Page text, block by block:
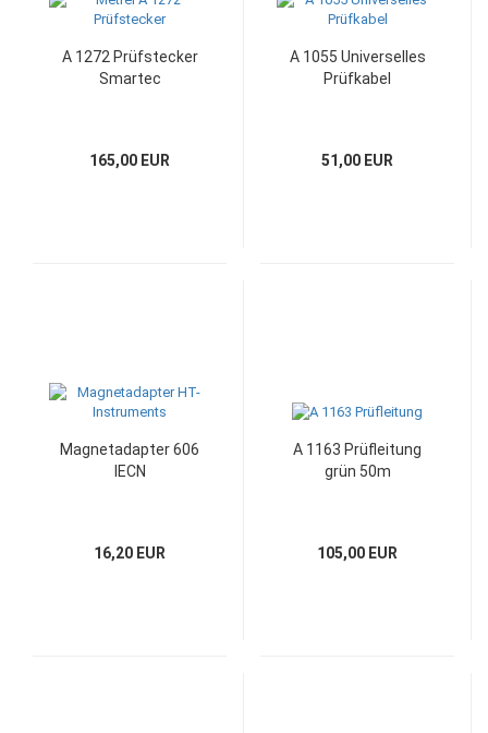
A 1272 Prüfstecker
Smartec
165,00 EUR
A 1055 Universelles
Prüfkabel
51,00 EUR
Magnetadapter 606
IECN
16,20 EUR
A 1163 Prüfleitung
grün 50m
105,00 EUR